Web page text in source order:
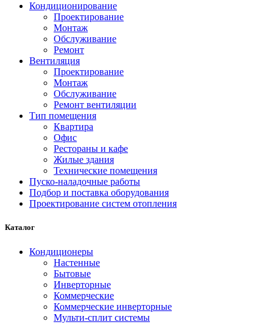
Кондиционирование
Проектирование
Монтаж
Обслуживание
Ремонт
Вентиляция
Проектирование
Монтаж
Обслуживание
Ремонт вентиляции
Тип помещения
Квартира
Офис
Рестораны и кафе
Жилые здания
Технические помещения
Пуско-наладочные работы
Подбор и поставка оборудования
Проектирование систем отопления
Каталог
Кондиционеры
Настенные
Бытовые
Инверторные
Коммерческие
Коммерческие инверторные
Мульти-сплит системы